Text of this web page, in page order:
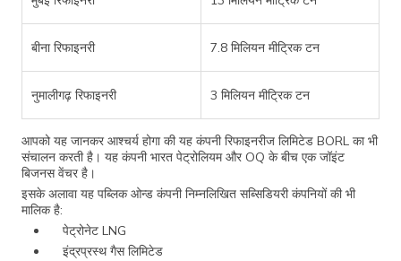
बीना रिफाइनरी 7.8 मिलियन मीट्रिक टन
नुमालीगढ़ रिफाइनरी 3 मिलियन मीट्रिक टन
आपको यह जानकर आश्चर्य होगा की यह कंपनी रिफाइनरीज लिमिटेड BORL का भी
संचालन करती है। यह कंपनी भारत पेट्रोलियम और OQ के बीच एक जॉइंट
बिजनस वेंचर है।
इसके अलावा यह पब्लिक ओन्ड कंपनी निम्नलिखित सब्सिडियरी कंपनियों की भी
मालिक है:
पेट्रोनेट LNG
इंद्रप्रस्थ गैस लिमिटेड